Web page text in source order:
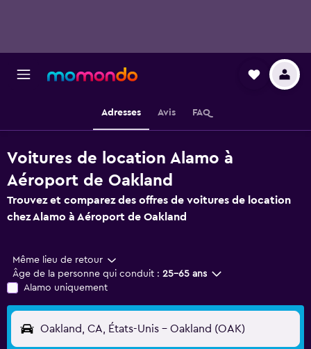
Adresses Avis FAQ
Voitures de location Alamo à
Aéroport de Oakland
Trouvez et comparez des offres de voitures de location
chez Alamo à Aéroport de Oakland
Même lieu de retour
Âge de la personne qui conduit : 25-65 ans
Alamo uniquement
Oakland, CA, États-Unis - Oakland (OAK)